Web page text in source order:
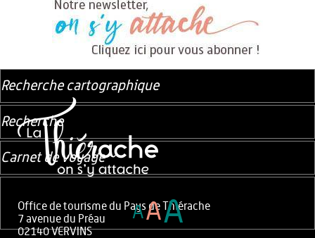
Office de tourisme du Pays de Thiérache
7 avenue du Préau
02140 VERVINS
Recherche cartographique
Recherche
Carnet de voyage
AAA